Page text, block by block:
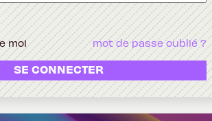
moi mot de passe oublié ?
SE CONNECTER